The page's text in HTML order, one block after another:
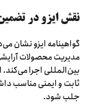
نقش ایزو در
گواهینامه ایزو نشان
مدیریت محصولات
بین‌المللی اجرا
ثابت و ایمنی مناسب
جلب شود.